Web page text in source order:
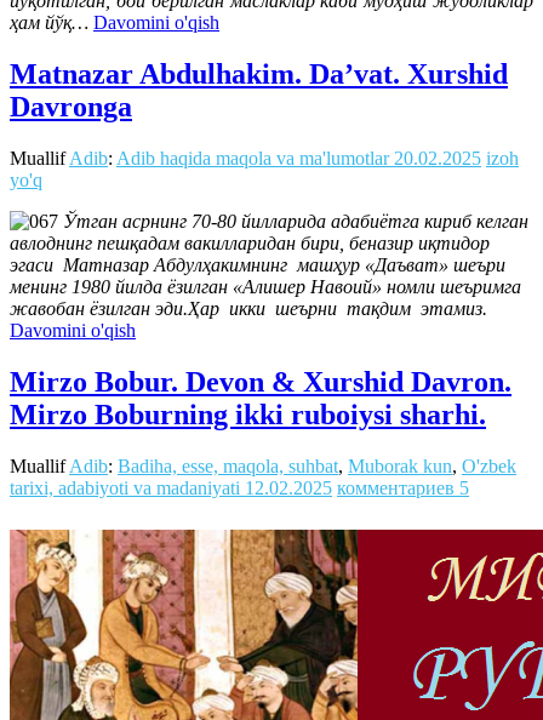
ҳам йўқ… Davomini o'qish
Matnazar Abdulhakim. Da’vat. Xurshid
Davronga
MuallifAdib: Adib haqida maqola va ma'lumotlar 20.02.2025 izoh
yo'q
Ўтган асрнинг 70-80 йилларида адабиётга кириб келган
авлоднинг пешқадам вакилларидан бири, беназир иқтидор
эгаси Матназар Абдулҳакимнинг машҳур «Даъват» шеъри
менинг 1980 йилда ёзилган «Алишер Навоий» номли шеъримга
жавобан ёзилган эди.Ҳар икки шеърни тақдим этамиз.
Davomini o'qish
Mirzo Bobur. Devon & Xurshid Davron.
Mirzo Boburning ikki ruboiysi sharhi.
MuallifAdib: Badiha, esse, maqola, suhbat, Muborak kun, O'zbek
tarixi, adabiyoti va madaniyati 12.02.2025 комментариев 5